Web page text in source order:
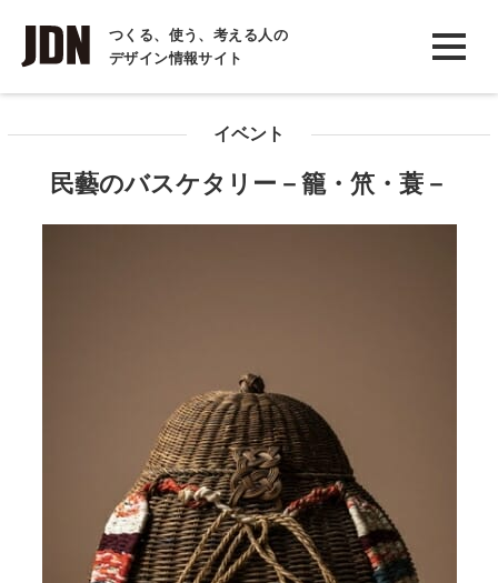
つくる、使う、考える人の
デザイン情報サイト
INTERVIEW
インタビュー
イベント
民藝のバスケタリー－籠・笊・蓑－